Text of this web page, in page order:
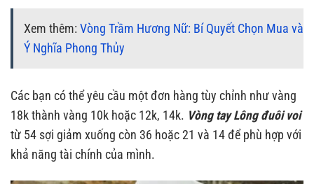
Xem thêm: Vòng Trầm Hương Nữ: Bí Quyết Chọn Mua và
Ý Nghĩa Phong Thủy
Các bạn có thể yêu cầu một đơn hàng tùy chỉnh như vàng
18k thành vàng 10k hoặc 12k, 14k. Vòng tay Lông đuôi voi
từ 54 sợi giảm xuống còn 36 hoặc 21 và 14 để phù hợp với
khả năng tài chính của mình.